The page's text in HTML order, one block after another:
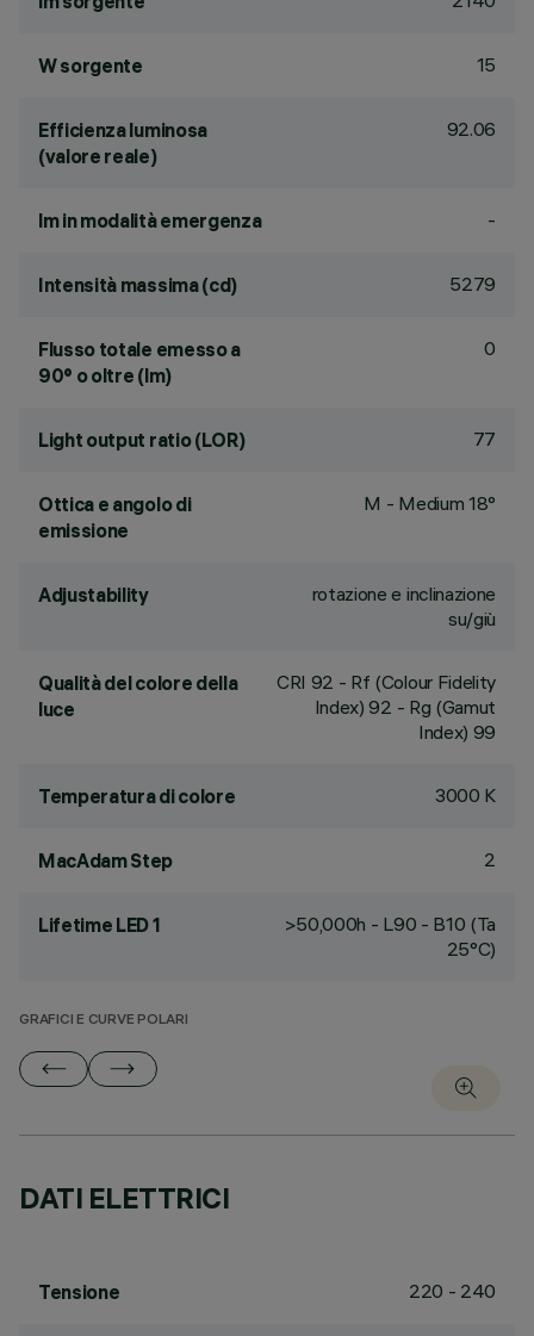
W sorgente 15
Efficienza luminosa
(valore reale)
92.06
lm in modalità emergenza -
Intensità massima (cd) 5279
Flusso totale emesso a
90° o oltre (lm)
0
Light output ratio (LOR) 77
Ottica e angolo di
emissione
M - Medium 18°
Adjustability
rotazione e inclinazione
su/giù
Qualità del colore della
luce
CRI 92 - Rf (Colour Fidelity
Index) 92 - Rg (Gamut
Index) 99
Temperatura di colore 3000 K
MacAdam Step 2
Lifetime LED 1
>50,000h - L90 - B10 (Ta
25°C)
GRAFICI E CURVE POLARI
DATI ELETTRICI
Tensione 220 - 240